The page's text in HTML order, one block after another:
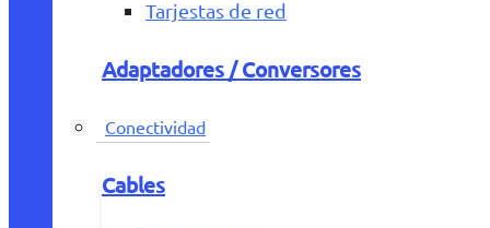
Tarjestas de red
Adaptadores / Conversores
Conectividad
Cables